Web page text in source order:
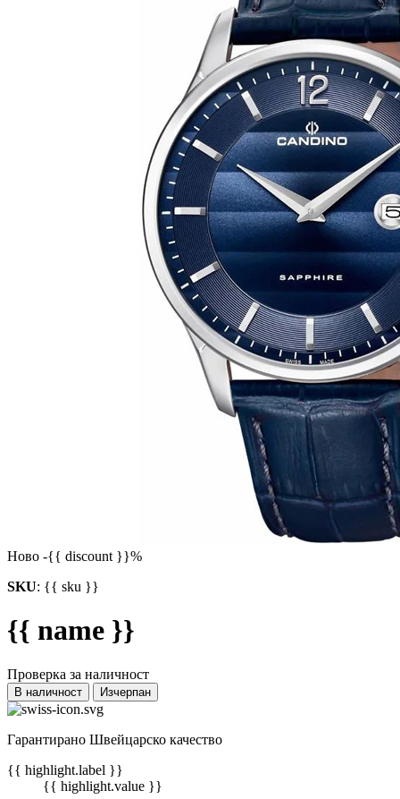
Ново -{{ discount }}%
SKU: {{ sku }}
{{ name }}
Проверка за наличност
В наличност Изчерпан
Гарантирано Швейцарско качество
{{ highlight.label }}
{{ highlight.value }}